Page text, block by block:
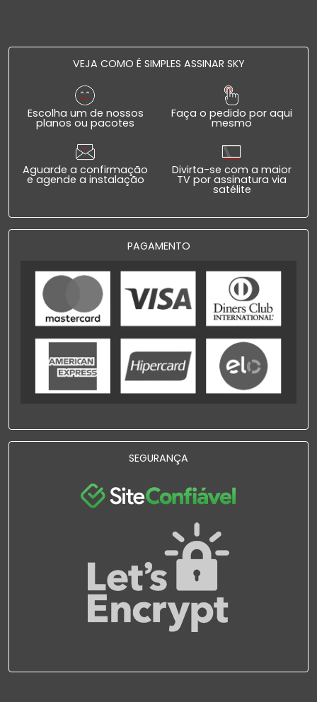
VEJA COMO É SIMPLES ASSINAR SKY
Escolha um de nossos
planos ou pacotes
Faça o pedido por aqui
mesmo
Aguarde a confirmação
e agende a instalação
Divirta-se com a maior
TV por assinatura via
satélite
PAGAMENTO
SEGURANÇA